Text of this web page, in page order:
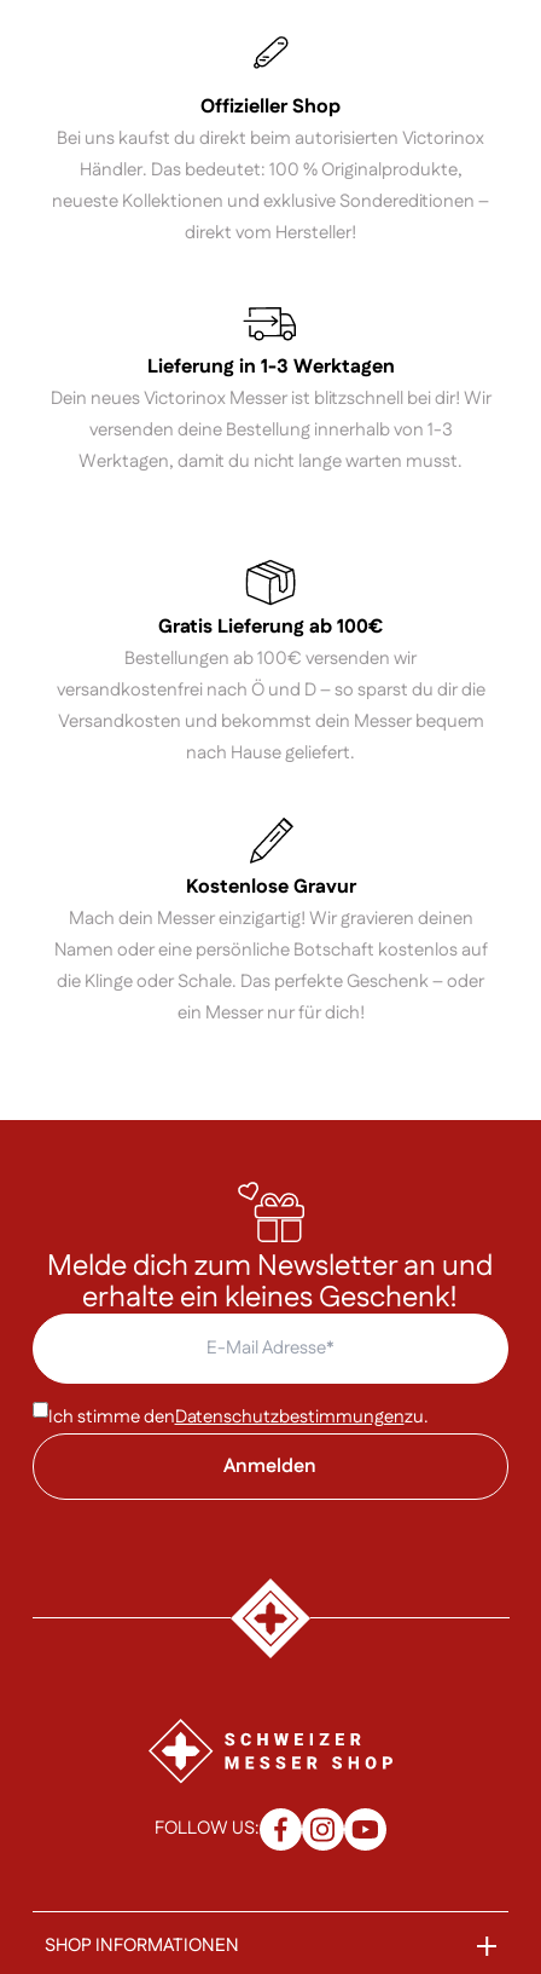
Offizieller Shop
Bei uns kaufst du direkt beim autorisierten Victorinox
Händler. Das bedeutet: 100 % Originalprodukte,
neueste Kollektionen und exklusive Sondereditionen –
direkt vom Hersteller!
Lieferung in 1-3 Werktagen
Dein neues Victorinox Messer ist blitzschnell bei dir! Wir
versenden deine Bestellung innerhalb von 1-3
Werktagen, damit du nicht lange warten musst.
Gratis Lieferung ab 100€
Bestellungen ab 100€ versenden wir
versandkostenfrei nach Ö und D – so sparst du dir die
Versandkosten und bekommst dein Messer bequem
nach Hause geliefert.
Kostenlose Gravur
Mach dein Messer einzigartig! Wir gravieren deinen
Namen oder eine persönliche Botschaft kostenlos auf
die Klinge oder Schale. Das perfekte Geschenk – oder
ein Messer nur für dich!
Melde dich zum Newsletter an und
erhalte ein kleines Geschenk!
Ich stimme denDatenschutzbestimmungenzu.
FOLLOW US:
SHOP INFORMATIONEN